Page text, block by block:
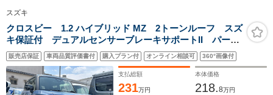
スズキ
クロスビー 1.2 ハイブリッド MZ 2トーンルーフ スズ
キ保証付 デュアルセンサーブレーキサポートII パーキ
ングセンサー ブラインドスポットモニター アダプテ
ィブクルーズコントロール 電動パーキングブレーキ
LEDヘッドランプ
販売店保証 車両品質評価書付 購入プラン付 オンライン相談可 360°画像付
支払総額
231万円
本体価格
218.8万円